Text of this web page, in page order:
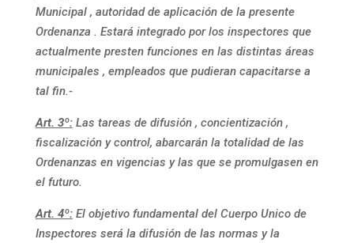
Municipal , autoridad de aplicación de la presente
Ordenanza . Estará integrado por los inspectores que
actualmente presten funciones en las distintas áreas
municipales , empleados que pudieran capacitarse a
tal fin.-
Art. 3º:Las tareas de difusión , concientización ,
fiscalización y control, abarcarán la totalidad de las
Ordenanzas en vigencias y las que se promulgasen en
el futuro.
Art. 4º:El objetivo fundamental del Cuerpo Unico de
Inspectores será la difusión de las normas y la